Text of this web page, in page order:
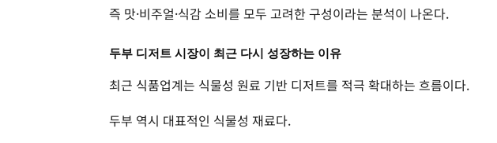
즉 맛·비주얼·식감 소비를 모두 고려한 구성이라는 분석이 나온다.
두부 디저트 시장이 최근 다시 성장하는 이유
최근 식품업계는 식물성 원료 기반 디저트를 적극 확대하는 흐름이다.
두부 역시 대표적인 식물성 재료다.